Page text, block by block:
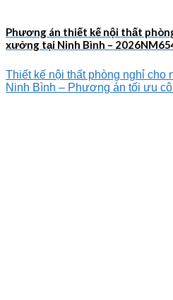
Phương án thiết kế nội thất
xưởng tại Ninh Bình –
Thiết kế nội thất phòng nghỉ cho
Ninh Bình – Phương án tối ưu